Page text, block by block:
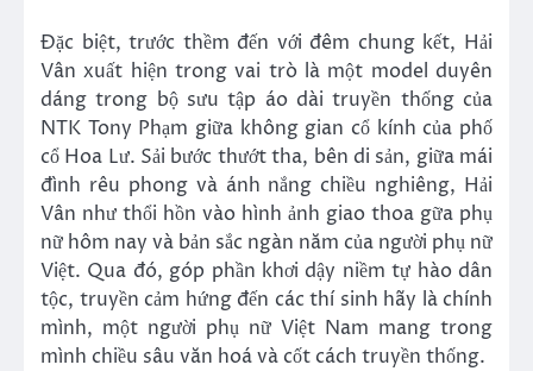
Đặc biệt, trước thềm đến với đêm chung kết, Hải
Vân xuất hiện trong vai trò là một model duyên
dáng trong bộ sưu tập áo dài truyền thống của
NTK Tony Phạm giữa không gian cổ kính của phố
cổ Hoa Lư. Sải bước thướt tha, bên di sản, giữa mái
đình rêu phong và ánh nắng chiều nghiêng, Hải
Vân như thổi hồn vào hình ảnh giao thoa gữa phụ
nữ hôm nay và bản sắc ngàn năm của người phụ nữ
Việt. Qua đó, góp phần khơi dậy niềm tự hào dân
tộc, truyền cảm hứng đến các thí sinh hãy là chính
mình, một người phụ nữ Việt Nam mang trong
mình chiều sâu văn hoá và cốt cách truyền thống.